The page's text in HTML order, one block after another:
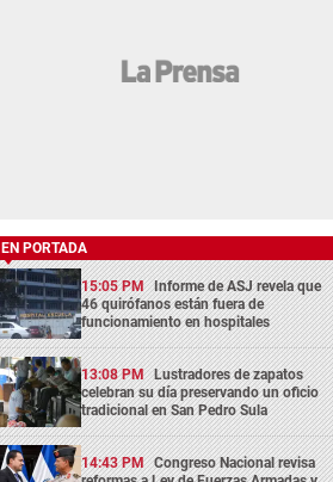
EN PORTADA
15:05 PM Informe de ASJ revela que
46 quirófanos están fuera de
funcionamiento en hospitales
13:08 PM Lustradores de zapatos
celebran su día preservando un oficio
tradicional en San Pedro Sula
14:43 PM Congreso Nacional revisa